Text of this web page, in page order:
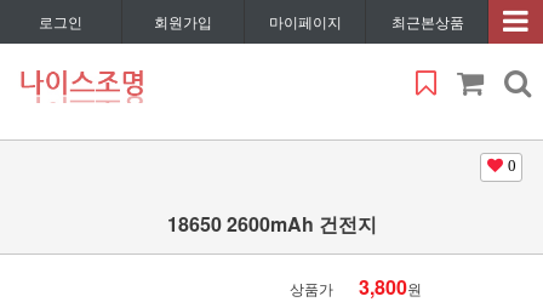
로그인 회원가입 마이페이지 최근본상품
0
18650 2600mAh 건전지
상품가 3,800원